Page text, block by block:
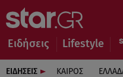
Ειδήσεις Lifestyle
ΕΙΔΗΣΕΙΣ ΚΑΙΡΟΣ